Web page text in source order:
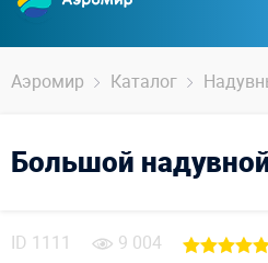
Аэромир Каталог
Большой
ID 1111 9 004